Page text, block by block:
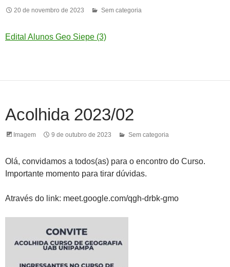
20 de novembro de 2023 Sem categoria
Edital Alunos Geo Siepe (3)
Acolhida 2023/02
Imagem 9 de outubro de 2023 Sem categoria
Olá, convidamos a todos(as) para o encontro do Curso.
Importante momento para tirar dúvidas.
Através do link: meet.google.com/qgh-drbk-gmo